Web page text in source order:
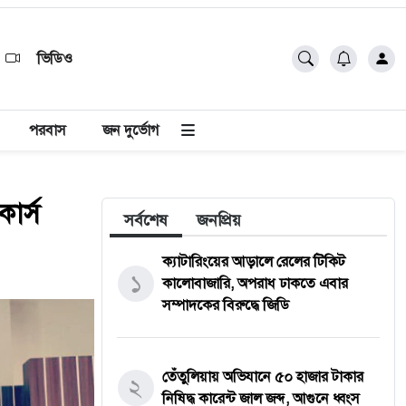
ভিডিও
পরবাস জন দুর্ভোগ
সর্বশেষ জনপ্রিয়
১
ক্যাটারিংয়ের আড়ালে রেলের টিকিট
কালোবাজারি, অপরাধ ঢাকতে এবার
সম্পাদকের বিরুদ্ধে জিডি
২
তেঁতুলিয়ায় অভিযানে ৫০ হাজার টাকার
নিষিদ্ধ কারেন্ট জাল জব্দ, আগুনে ধ্বংস